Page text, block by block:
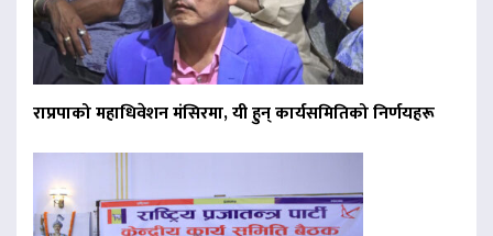
राप्रपाको महाधिवेशन मंसिरमा, यी हुन् कार्यसमितिको निर्णयहरू